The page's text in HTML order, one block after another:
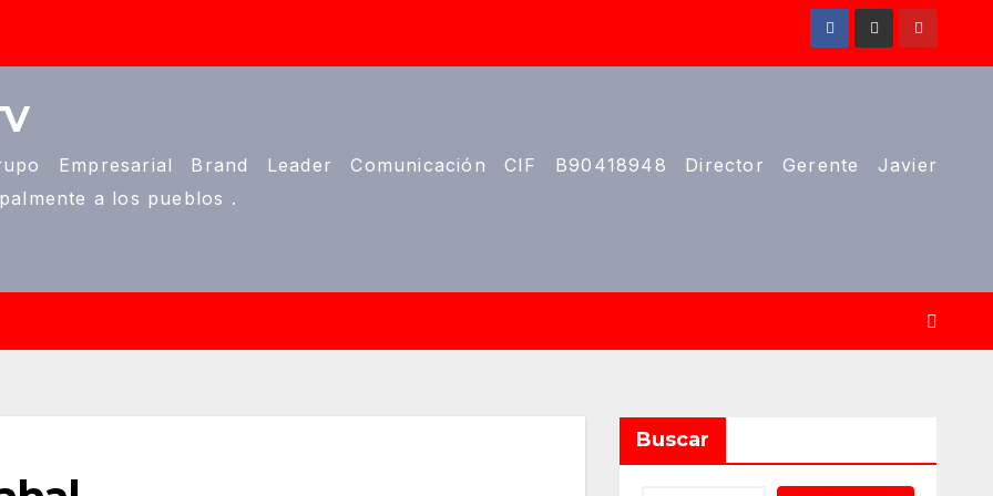
Empresarial Brand Leader Comunicación CIF B90418948 Director Gerente Javier
a los pueblos .
Buscar